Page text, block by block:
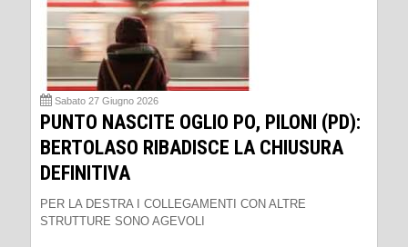
Sabato 27 Giugno 2026
PUNTO NASCITE OGLIO PO, PILONI (PD):
BERTOLASO RIBADISCE LA CHIUSURA
DEFINITIVA
PER LA DESTRA I COLLEGAMENTI CON ALTRE
STRUTTURE SONO AGEVOLI